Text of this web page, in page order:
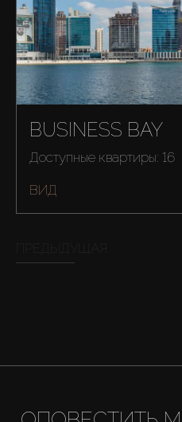
BUSINESS BAY
Доступные квартиры: 16
ВИД